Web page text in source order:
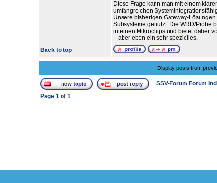
Diese Frage kann man mit einem
umfangreichen
Unsere bisherigen Gateway-
Subsysteme genutzt. Die WRD/Probe
internen Mikrochips und bietet daher
– aber eben ein sehr spezielles.
Back to top
Display posts from
SSV-Forum Forum
Page 1of 1